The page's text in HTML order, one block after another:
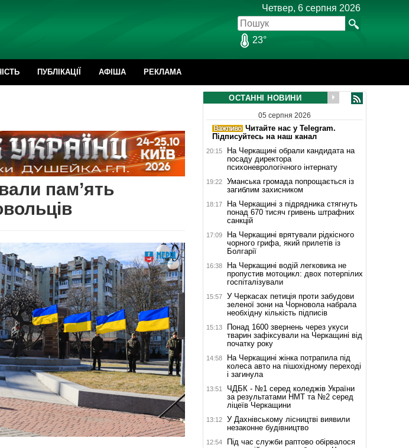
Четвер, 6 серпня 2026
23°
ПУБЛІКАЦІЇ АФІША РЕКЛАМА
пам’ять
ОСТАННІ НОВИНИ
05 серпня 2026
Читайте нас у Telegram.
Підписуйтесь на наш канал
20:15
На Черкащині обрали кандидата на
посаду директора
психоневрологічного інтернату
19:22
Уманська громада попрощається із
загиблим захисником
18:17
На Черкащині з підрядника стягнуть
понад 670 тисяч гривень штрафних
санкцій
17:09
На Черкащині врятували рідкісного
чорного грифа, який прилетів із
Болгарії
16:38
На Черкащині водій легковика не
пропустив мотоцикл: двох потерпілих
госпіталізували
15:57
У Черкасах петиція проти забудови
зеленої зони на Чорновола набрала
необхідну кількість підписів
15:13
Понад 1600 звернень через укуси
тварин зафіксували на Черкащині від
початку року
14:58
На Черкащині жінка потрапила під
колеса авто на пішохідному переході
і загинула
13:51
ЧДБК - №1 серед коледжів України
за результатами НМТ та №2 серед
ліцеїв Черкащини
13:12
У Дахнівському лісництві виявили
незаконне будівництво
12:54
Під час служби раптово обірвалося